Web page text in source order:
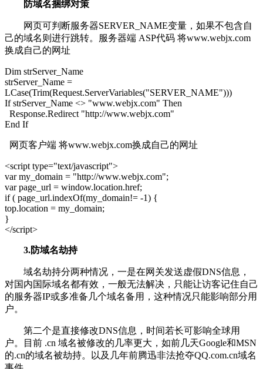
防域名捆绑对策
网页可判断服务器SERVER_NAME变量，如果不包含自
己的域名则进行跳转。服务器端 ASP代码 将www.webjx.com
换成自己的网址
Dim strServer_Name
strServer_Name =
LCase(Trim(Request.ServerVariables("SERVER_NAME")))
If strServer_Name <> "www.webjx.com" Then
Response.Redirect "http://www.webjx.com"
End If
网页客户端 将www.webjx.com换成自己的网址
<script type="text/javascript">
var my_domain = "http://www.webjx.com";
var page_url = window.location.href;
if ( page_url.indexOf(my_domain!= -1) {
top.location = my_domain;
}
</script>
3.防域名劫持
域名劫持分两种情况，一是在网关发送虚假DNS信息，
对国内国际域名都有效，一般无法解决，只能让访客记住自己
的服务器IP或多准备几个域名备用，这种情况只能影响部分用
户。
第二个是直接修改DNS信息，时间若长可影响全球用
户。目前 .cn 域名被修改的几率更大，如前几天Google和MSN
的.cn的域名被劫持。以及几年前腾迅非法抢夺QQ.com.cn域名